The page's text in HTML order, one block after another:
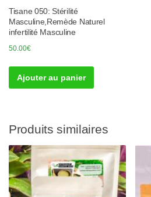
Tisane 050: Stérilité
Masculine,Remède Naturel
infertilité Masculine
50.00€
Ajouter au panier
Produits similaires